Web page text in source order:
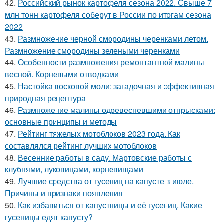
42. Российский рынок картофеля сезона 2022. Свыше 7
млн тонн картофеля соберут в России по итогам сезона
2022
43. Размножение черной смородины черенками летом.
Размножение смородины зелеными черенками
44. Особенности размножения ремонтантной малины
весной. Корневыми отводками
45. Настойка восковой моли: загадочная и эффективная
природная рецептура
46. Размножение малины одревесневшими отпрысками:
основные принципы и методы
47. Рейтинг тяжелых мотоблоков 2023 года. Как
составлялся рейтинг лучших мотоблоков
48. Весенние работы в саду. Мартовские работы с
клубнями, луковицами, корневищами
49. Лучшие средства от гусениц на капусте в июле.
Причины и признаки появления
50. Как избавиться от капустницы и её гусениц. Какие
гусеницы едят капусту?